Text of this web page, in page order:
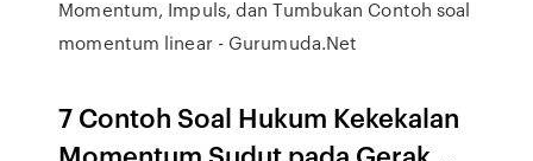
Momentum, Impuls, dan Tumbukan Contoh soal
momentum linear - Gurumuda.Net
7 Contoh Soal Hukum Kekekalan